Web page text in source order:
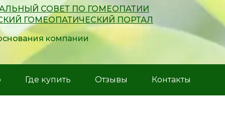
СОВЕТ ПО ГОМЕОПАТИИ
ГОМЕОПАТИЧЕСКИЙ ПОРТАЛ
компании
Где купить Отзывы Контакты